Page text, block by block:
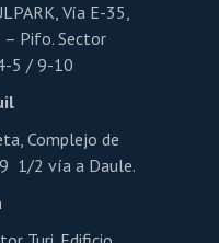
Vía E-35,
– Pifo. Sector
5 / 9-10
Complejo de
1/2 vía a Daule.